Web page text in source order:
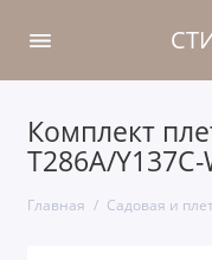
Комплект
T286A/
Главная Садовая и